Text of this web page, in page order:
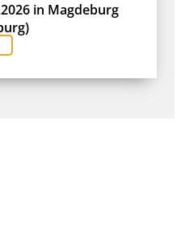
in Magdeburg